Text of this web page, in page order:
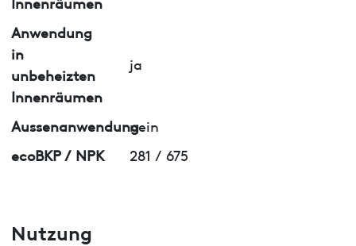
Anwendung
in
unbeheizten
Innenräumen
ja
Aussenanwendungnein
ecoBKP / NPK
281 / 675
Nutzung